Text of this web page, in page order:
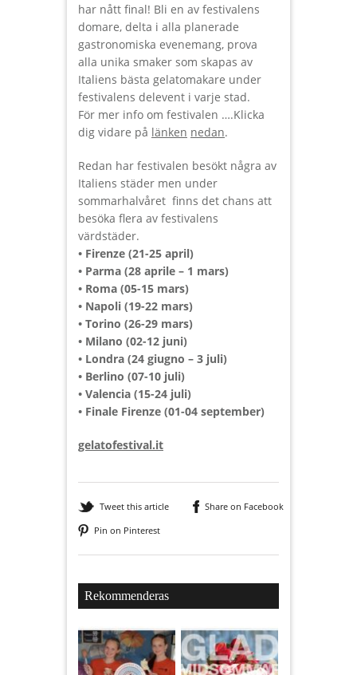
har nått final! Bli en av festivalens
domare, delta i alla planerade
gastronomiska evenemang, prova
alla unika smaker som skapas av
Italiens bästa gelatomakare under
festivalens delevent i varje stad.
För mer info om festivalen ….Klicka
dig vidare på länken nedan.
Redan har festivalen besökt några av
Italiens städer men under
sommarhalvåret finns det chans att
besöka flera av festivalens
värdstäder.
• Firenze (21-25 april)
• Parma (28 aprile – 1 mars)
• Roma (05-15 mars)
• Napoli (19-22 mars)
• Torino (26-29 mars)
• Milano (02-12 juni)
• Londra (24 giugno – 3 juli)
• Berlino (07-10 juli)
• Valencia (15-24 juli)
• Finale Firenze (01-04 september)
gelatofestival.it
Tweet this article
Share on Facebook
Pin on Pinterest
Rekommenderas